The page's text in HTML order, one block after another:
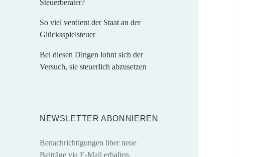
Steuerberater?
So viel verdient der Staat an der
Glücksspielsteuer
Bei diesen Dingen lohnt sich der
Versuch, sie steuerlich abzusetzen
NEWSLETTER ABONNIEREN
Benachrichtigungen über neue
Beiträge via E-Mail erhalten.